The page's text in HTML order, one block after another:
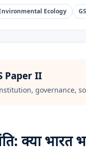
Ecology
Paper II
governance,
क्या